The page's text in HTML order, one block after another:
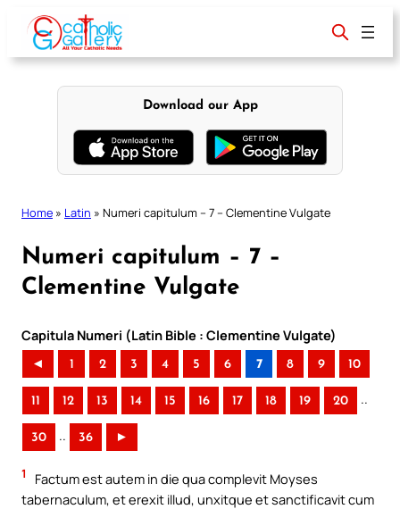
content
Download our App
Home » Latin » Numeri capitulum – 7 – Clementine Vulgate
Numeri capitulum – 7 –
Clementine Vulgate
Capitula Numeri (Latin Bible : Clementine Vulgate)
◄ 1 2 3 4 5 6 7 8 9 10
11 12 13 14 15 16 17 18 19 20 ..
30 .. 36 ►
1
Factum est autem in die qua complevit Moyses
tabernaculum, et erexit illud, unxitque et sanctificavit cum